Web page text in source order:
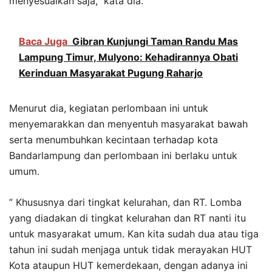
Baca Juga Gibran Kunjungi Taman Randu Mas
Lampung Timur, Mulyono: Kehadirannya Obati
Kerinduan Masyarakat Pugung Raharjo
Menurut dia, kegiatan perlombaan ini untuk
menyemarakkan dan menyentuh masyarakat bawah
serta menumbuhkan kecintaan terhadap kota
Bandarlampung dan perlombaan ini berlaku untuk
umum.
” Khususnya dari tingkat kelurahan, dan RT. Lomba
yang diadakan di tingkat kelurahan dan RT nanti itu
untuk masyarakat umum. Kan kita sudah dua atau tiga
tahun ini sudah menjaga untuk tidak merayakan HUT
Kota ataupun HUT kemerdekaan, dengan adanya ini